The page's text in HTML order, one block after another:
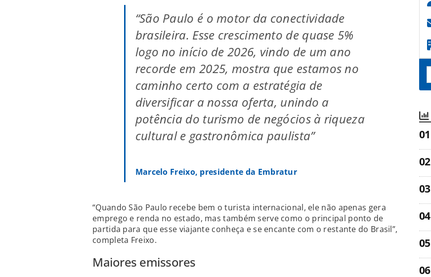
“São Paulo é o motor da conectividade
brasileira. Esse crescimento de quase 5%
logo no início de 2026, vindo de um ano
recorde em 2025, mostra que estamos no
caminho certo com a estratégia de
diversificar a nossa oferta, unindo a
potência do turismo de negócios à riqueza
cultural e gastronômica paulista”
Marcelo Freixo, presidente da Embratur
“Quando São Paulo recebe bem o turista internacional, ele não apenas gera
emprego e renda no estado, mas também serve como o principal ponto de
partida para que esse viajante conheça e se encante com o restante do Brasil”,
completa Freixo.
Maiores emissores